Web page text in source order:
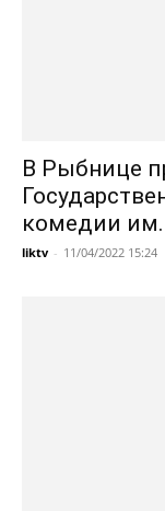
В Рыбнице
комедии им.
liktv - 11/04/2022 15:24